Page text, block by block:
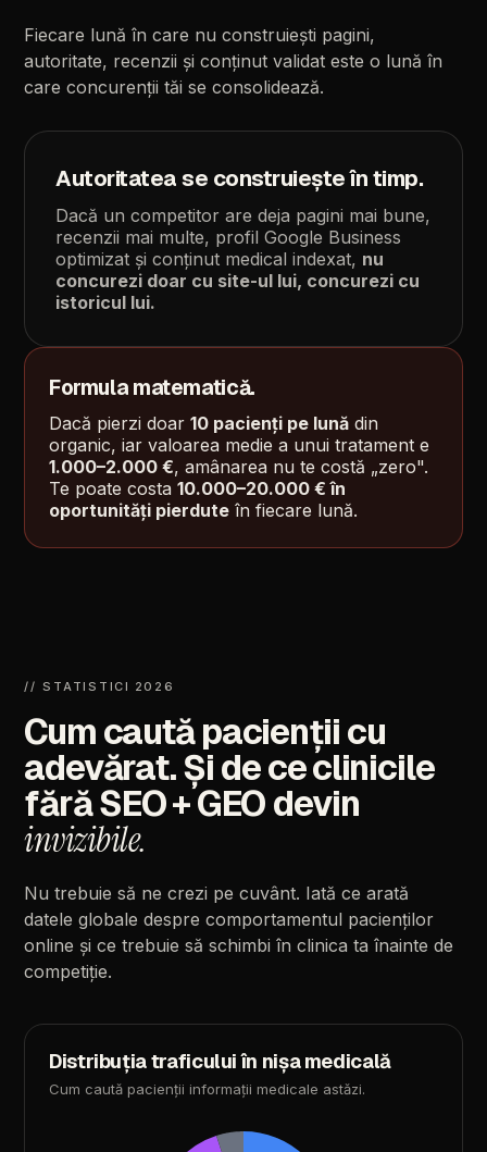
Fiecare lună în care nu construiești pagini,
autoritate, recenzii și conținut validat este o lună în
care concurenții tăi se consolidează.
Autoritatea se construiește întimp.
Dacă un competitor are deja pagini mai bune,
recenzii mai multe, profil Google Business
optimizat și conținut medical indexat, nu
concurezi doar cu site-ul lui, concurezi cu
istoricul lui.
Formula matematică.
Dacă pierzi doar 10 pacienți pe lună din
organic, iar valoarea medie a unui tratament e
1.000–2.000 €, amânarea nu te costă „zero".
Te poate costa 10.000–20.000 € în
oportunități pierdute în fiecare lună.
// STATISTICI 2026
Cumcautăpaciențiicu
adevărat.Șidececlinicile
fărăSEO+GEOdevin
invizibile.
Nu trebuie să ne crezi pe cuvânt. Iată ce arată
datele globale despre comportamentul pacienților
online și ce trebuie să schimbi în clinica ta înainte de
competiție.
Distribuțiatraficului în nișamedicală
Cum caută pacienții informații medicale astăzi.